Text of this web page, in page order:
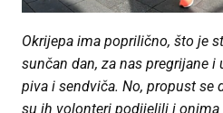
Okrijepa ima poprilično, što je
sunčan dan, za nas pregrijane i
piva i sendviča. No, propust
su ih volonteri podijelili i